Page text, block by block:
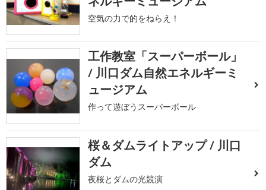
空気の力で的をねらえ！
工作教室「スーパーボール」
/ 川口ダム自然エネルギーミ
ュージアム
作って遊ぼうスーパーボール
桜＆ダムライトアップ / 川口
ダム
夜桜とダムの光競演